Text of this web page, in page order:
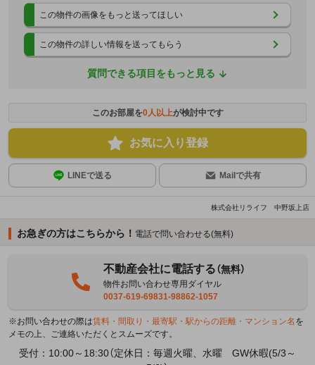
この物件の画像をもっと送ってほしい
この物件の詳しい情報を送ってもらう
質問できる項目をもっと見る
このお部屋を0人以上が検討中です
お気に入り登録
LINEで送る Mailで共有
株式会社リライフ 中野坂上店
お急ぎの方はこちらから！ 電話で問い合わせる(無料)
不動産会社に電話する（無料）
物件お問い合わせ専用ダイヤル
0037-619-69831-98862-1057
※お問い合わせの際は賃料・間取り・最寄駅・駅からの距離・マンション名 を
メモの上、ご連絡いただくとスムーズです。
受付：10:00～18:30（定休日：毎週火曜、水曜 GW休暇(5/3～